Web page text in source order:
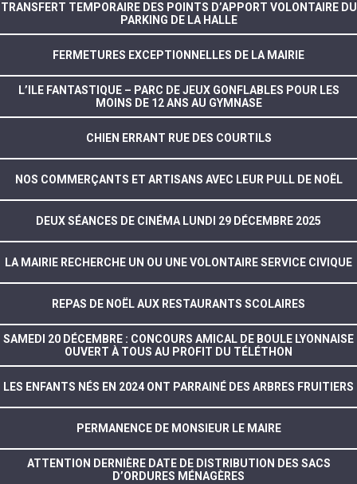
TRANSFERT TEMPORAIRE DES POINTS D’APPORT VOLONTAIRE DU
PARKING DE LA HALLE
FERMETURES EXCEPTIONNELLES DE LA MAIRIE
L’ILE FANTASTIQUE – PARC DE JEUX GONFLABLES POUR LES
MOINS DE 12 ANS AU GYMNASE
CHIEN ERRANT RUE DES COURTILS
NOS COMMERÇANTS ET ARTISANS AVEC LEUR PULL DE NOËL
DEUX SÉANCES DE CINÉMA LUNDI 29 DÉCEMBRE 2025
LA MAIRIE RECHERCHE UN OU UNE VOLONTAIRE SERVICE CIVIQUE
REPAS DE NOËL AUX RESTAURANTS SCOLAIRES
SAMEDI 20 DÉCEMBRE : CONCOURS AMICAL DE BOULE LYONNAISE
OUVERT À TOUS AU PROFIT DU TÉLÉTHON
LES ENFANTS NÉS EN 2024 ONT PARRAINÉ DES ARBRES FRUITIERS
PERMANENCE DE MONSIEUR LE MAIRE
ATTENTION DERNIÈRE DATE DE DISTRIBUTION DES SACS
D’ORDURES MÉNAGÈRES